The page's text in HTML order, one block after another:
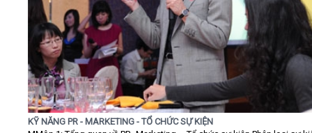
KỸ NĂNG PR - MARKETING - TỔ CHỨC SỰ KIỆN